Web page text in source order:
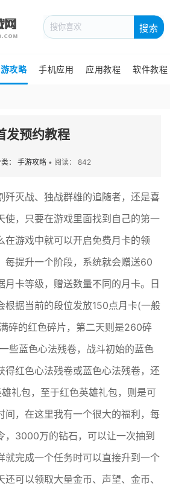
搜索
攻略 手机应用 应用教程 软件教程
发预约教程
： 手游攻略 • 阅读： 842
歼灭战、独战群雄的追随者，还是喜
使，只要在游戏里面找到自己的第一
在游戏中就可以开启免费月卡的领
每提升一个阶段，系统就会赠送60
月卡等级，赠送数量不同的月卡。日
根据当前的段位发放150点月卡(一般
碎的红色碎片，第二天则是260碎
些蓝色心法残卷，战斗初始的蓝色
得红色心法残卷或蓝色心法残卷，还
礼包，至于红色英雄礼包，则是可
间，在这里我有一个很大的福利，每
，3000万的钻石，可以让一次抽到
就完成一个任务时可以直接升到一个
可以领取大量金币、声望、金币、